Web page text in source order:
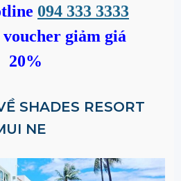
094 333 3333
giảm giá
20%
SHADES RESORT
NE